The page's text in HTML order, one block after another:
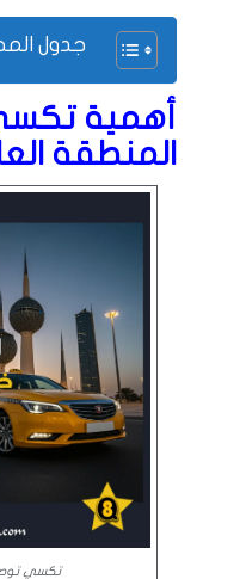
جدول
أهمية
المنطقة
تكسي